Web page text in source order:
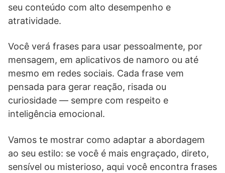
seu conteúdo com alto desempenho e
atratividade.
Você verá frases para usar pessoalmente, por
mensagem, em aplicativos de namoro ou até
mesmo em redes sociais. Cada frase vem
pensada para gerar reação, risada ou
curiosidade — sempre com respeito e
inteligência emocional.
Vamos te mostrar como adaptar a abordagem
ao seu estilo: se você é mais engraçado, direto,
sensível ou misterioso, aqui você encontra frases